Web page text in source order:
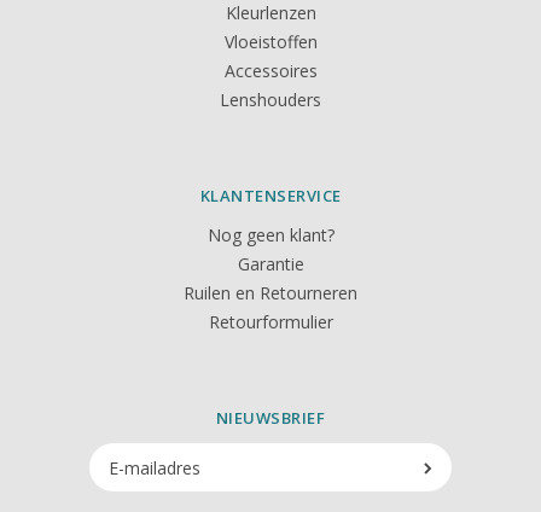
Kleurlenzen
Vloeistoffen
Accessoires
Lenshouders
KLANTENSERVICE
Nog geen klant?
Garantie
Ruilen en Retourneren
Retourformulier
NIEUWSBRIEF